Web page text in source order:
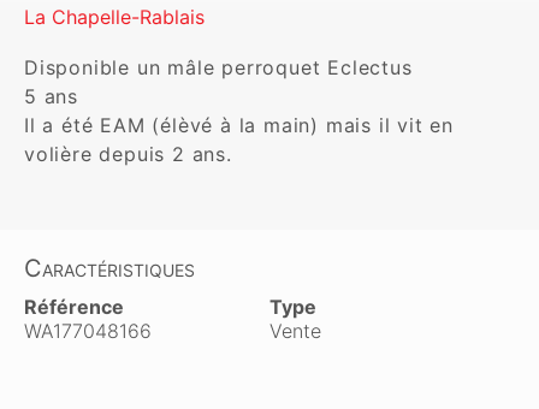
La Chapelle-Rablais
Disponible un mâle perroquet Eclectus
5 ans
Il a été EAM (élèvé à la main) mais il vit en
Caractéristiques
Référence
WA177048166
Type
Vente